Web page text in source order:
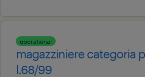
operational
magazziniere categoria
l.68/99